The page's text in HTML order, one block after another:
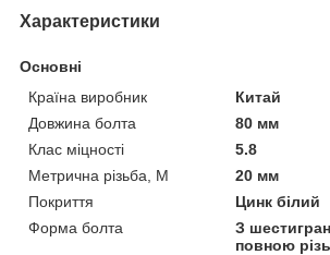
Характеристики
Основні
Країна виробник
Китай
Довжина болта
80 мм
Клас міцності
5.8
Метрична різьба, М
20 мм
Покриття
Цинк білий
Форма болта
З
повною